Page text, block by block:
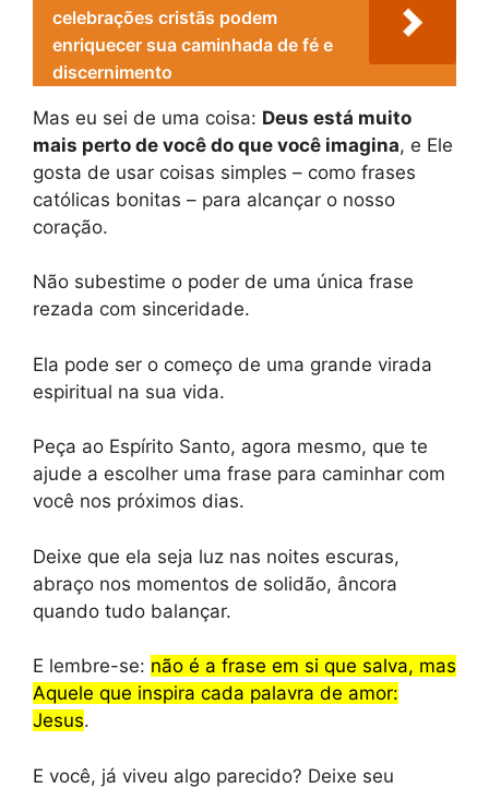
celebrações cristãs podem
enriquecer sua caminhada de fé e
discernimento
Mas eu sei de uma coisa: Deus está muito
mais perto de você do que você imagina, e Ele
gosta de usar coisas simples – como frases
católicas bonitas – para alcançar o nosso
coração.
Não subestime o poder de uma única frase
rezada com sinceridade.
Ela pode ser o começo de uma grande virada
espiritual na sua vida.
Peça ao Espírito Santo, agora mesmo, que te
ajude a escolher uma frase para caminhar com
você nos próximos dias.
Deixe que ela seja luz nas noites escuras,
abraço nos momentos de solidão, âncora
quando tudo balançar.
E lembre-se: não é a frase em si que salva, mas
Aquele que inspira cada palavra de amor:
Jesus.
E você, já viveu algo parecido? Deixe seu